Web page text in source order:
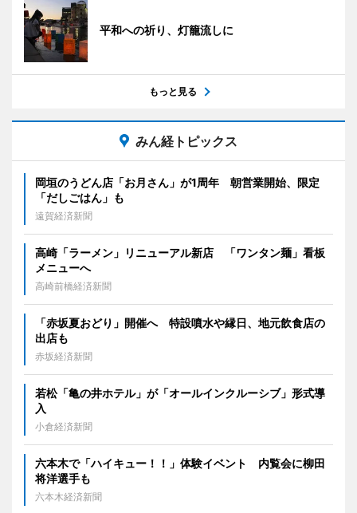
平和への祈り、灯籠流しに
もっと見る
みん経トピックス
岡垣のうどん店「お月さん」が1周年 朝営業開始、限定
「だしごはん」も
遠賀経済新聞
高崎「ラーメン」リニューアル新店 「ワンタン麺」看板
メニューへ
高崎前橋経済新聞
「赤坂夏おどり」開催へ 特設噴水や縁日、地元飲食店の
出店も
赤坂経済新聞
若松「亀の井ホテル」が「オールインクルーシブ」形式導
入
小倉経済新聞
六本木で「ハイキュー！！」体験イベント 内覧会に柳田
将洋選手も
六本木経済新聞